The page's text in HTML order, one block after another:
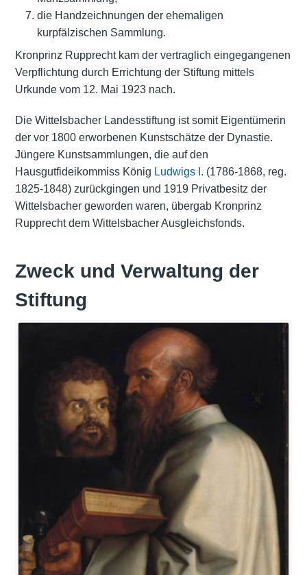
die Handzeichnungen der ehemaligen
kurpfälzischen Sammlung.
Kronprinz Rupprecht kam der vertraglich eingegangenen
Verpflichtung durch Errichtung der Stiftung mittels
Urkunde vom 12. Mai 1923 nach.
Die Wittelsbacher Landesstiftung ist somit Eigentümerin
der vor 1800 erworbenen Kunstschätze der Dynastie.
Jüngere Kunstsammlungen, die auf den
Hausgutfideikommiss König Ludwigs I. (1786-1868, reg.
1825-1848) zurückgingen und 1919 Privatbesitz der
Wittelsbacher geworden waren, übergab Kronprinz
Rupprecht dem Wittelsbacher Ausgleichsfonds.
Zweck und Verwaltung der
Stiftung